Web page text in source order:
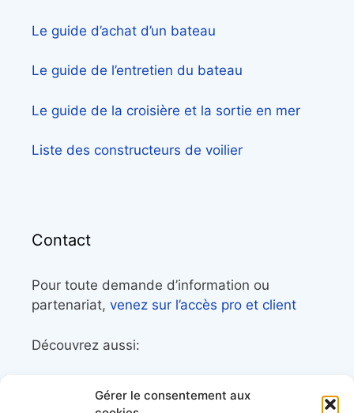
Gérer le consentement aux
Le guide d’achat d’un bateau
Le guide de l’entretien du bateau
Le guide de la croisière et la sortie en mer
Liste des constructeurs de voilier
Contact
Pour toute demande d’information ou
partenariat, venez sur l’accès pro et client
Découvrez aussi:
librairie maritime